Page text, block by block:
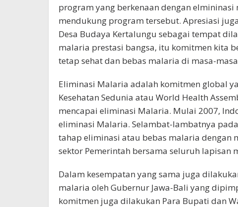
program yang berkenaan dengan
mendukung program tersebut. Apresiasi
Desa Budaya Kertalungu sebagai tempat
malaria prestasi bangsa, itu komitmen kita
tetap sehat dan bebas malaria di masa-
Eliminasi Malaria adalah komitmen global
Kesehatan Sedunia atau World Health
mencapai eliminasi Malaria. Mulai 2007,
eliminasi Malaria. Selambat-lambatnya
tahap eliminasi atau bebas malaria dengan
sektor Pemerintah bersama seluruh lapisan
Dalam kesempatan yang sama juga
malaria oleh Gubernur Jawa-Bali yang
komitmen juga dilakukan Para Bupati dan